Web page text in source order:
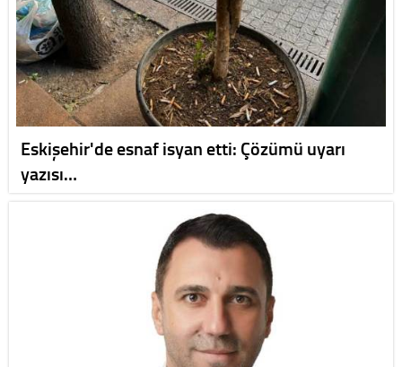
Eskişehir'de esnaf isyan etti: Çözümü uyarı
yazısı…